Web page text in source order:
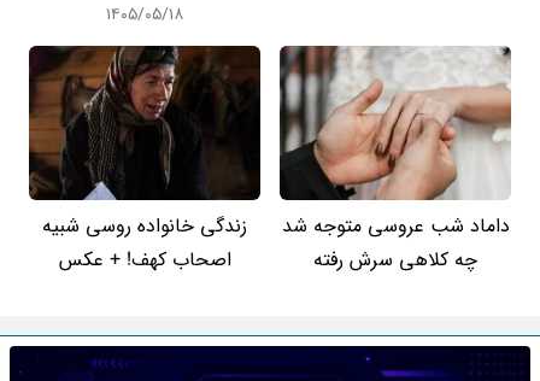
۱۴۰۵/۰۵/۱۸
داماد شب عروسی متوجه شد
چه کلاهی سرش رفته
زندگی خانواده روسی شبیه
اصحاب کهف! + عکس